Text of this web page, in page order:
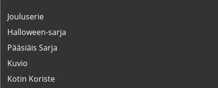
Jouluserie
Halloween-sarja
Pääsiäis Sarja
Kuvio
Kotin Koriste